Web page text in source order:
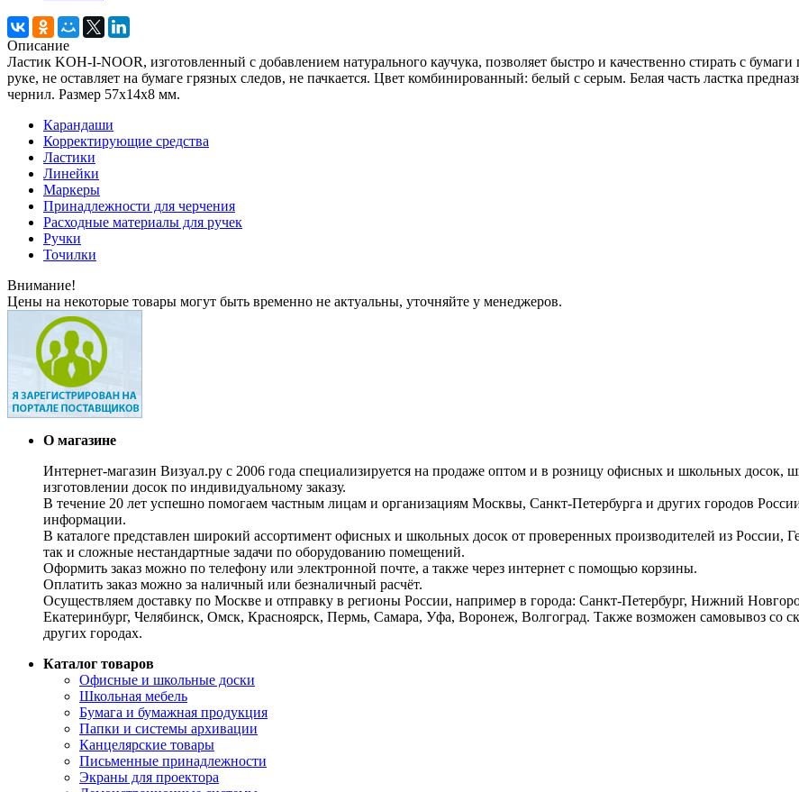
Описание
Ластик KOH-I-NOOR, изготовленный с добавлением натурального каучука, позволяет быстро и качественно стирать с
руке, не оставляет на бумаге грязных следов, не пачкается. Цвет комбинированный: белый с серым. Белая часть ластка
чернил. Размер 57x14x8 мм.
Карандаши
Корректирующие средства
Ластики
Линейки
Маркеры
Принадлежности для черчения
Расходные материалы для ручек
Ручки
Точилки
Внимание!
Цены на некоторые товары могут быть временно не актуальны, уточняйте у менеджеров.
О магазине
Интернет-магазин Визуал.ру с 2006 года специализируется на продаже оптом и в розницу офисных и школьных досок,
изготовлении досок по индивидуальному заказу.
В течение 20 лет успешно помогаем частным лицам и организациям Москвы, Санкт-Петербурга и других городов
информации.
В каталоге представлен широкий ассортимент офисных и школьных досок от проверенных производителей из
так и сложные нестандартные задачи по оборудованию помещений.
Оформить заказ можно по телефону или электронной почте, а также через интернет с помощью корзины.
Оплатить заказ можно за наличный или безналичный расчёт.
Осуществляем доставку по Москве и отправку в регионы России, например в города: Санкт-Петербург, Нижний
Екатеринбург, Челябинск, Омск, Красноярск, Пермь, Самара, Уфа, Воронеж, Волгоград. Также возможен самовывоз со
других городах.
Каталог товаров
Офисные и школьные доски
Школьная мебель
Бумага и бумажная продукция
Папки и системы архивации
Канцелярские товары
Письменные принадлежности
Экраны для проектора